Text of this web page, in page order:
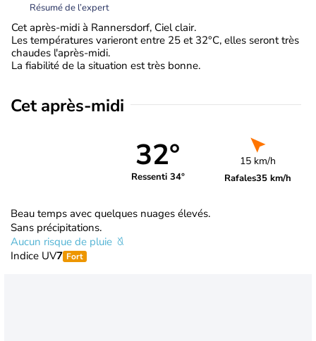
Résumé de l’expert
Cet après-midi à Rannersdorf, Ciel clair.
Les températures varieront entre 25 et 32°C, elles seront très
chaudes l'après-midi.
La fiabilité de la situation est très bonne.
Cet après-midi
32°
Ressenti 34°
15 km/h
Rafales35 km/h
Beau temps avec quelques nuages élevés.
Sans précipitations.
Aucun risque de pluie
Indice UV7 Fort